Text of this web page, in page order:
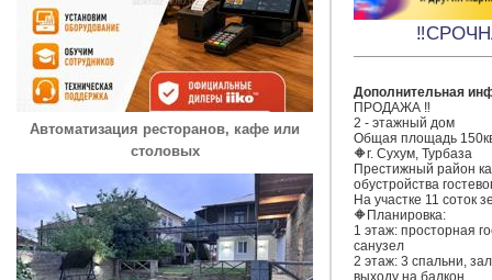
Автоматизация ресторанов, кафе или
столовых
Дополнительная
ПРОДАЖА ‼️
2 - этажный дом
Общая площадь
🔶г. Сухум, Турбаза
Престижный район
обустройства
На участке 11 соток
🔶Планировка:
1 этаж: просторная
санузел
2 этаж: 3 спальни,
выходу на балкон.